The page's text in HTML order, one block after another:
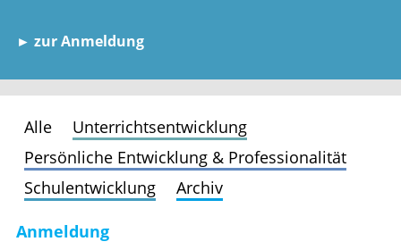
► zur Anmeldung
Alle
Unterrichtsentwicklung
Persönliche Entwicklung & Professionalität
Schulentwicklung
Archiv
Anmeldung